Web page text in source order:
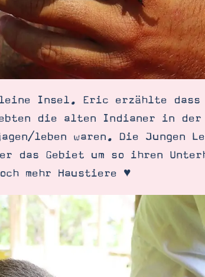
Insel. Eric erzählte
die alten Indianer in
leben waren. Die Jungen
das Gebiet um so ihren
mehr Haustiere ♥